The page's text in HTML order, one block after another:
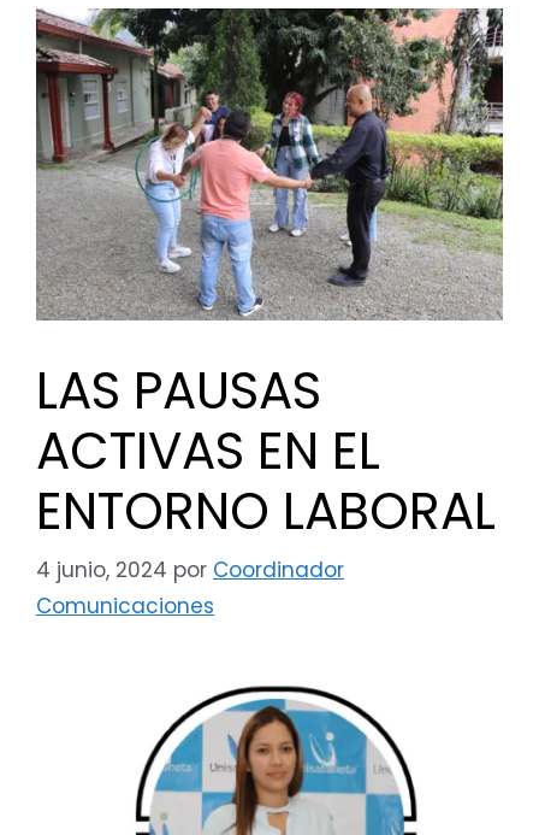
LAS PAUSAS
ACTIVAS EN EL
ENTORNO LABORAL
4 junio, 2024 por Coordinador
Comunicaciones